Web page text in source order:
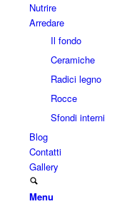
Nutrire
Arredare
Il fondo
Ceramiche
Radici legno
Rocce
Sfondi interni
Blog
Contatti
Gallery
Menu